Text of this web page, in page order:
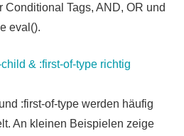
Conditional Tags, AND, OR und
eval().
& :first-of-type richtig
:first-of-type werden häufig
An kleinen Beispielen zeige